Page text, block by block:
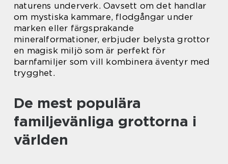
naturens underverk. Oavsett om det handlar
om mystiska kammare, flodgångar under
marken eller färgsprakande
mineralformationer, erbjuder belysta grottor
en magisk miljö som är perfekt för
barnfamiljer som vill kombinera äventyr med
trygghet.
De mest populära
familjevänliga grottorna i
världen